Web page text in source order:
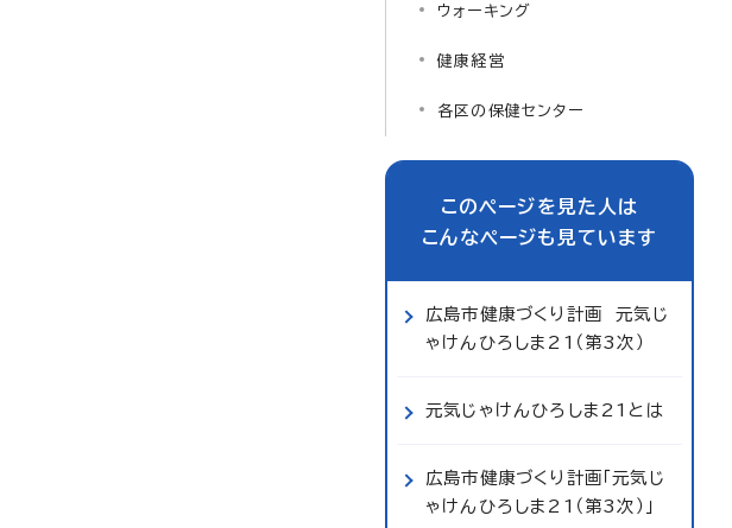
ウォーキング
健康経営
各区の保健センター
このページを見た人は
こんなページも見ています
広島市健康づくり計画 元気じ
ゃけんひろしま21（第3次）
元気じゃけんひろしま21とは
広島市健康づくり計画「元気じ
ゃけんひろしま21（第3次）」